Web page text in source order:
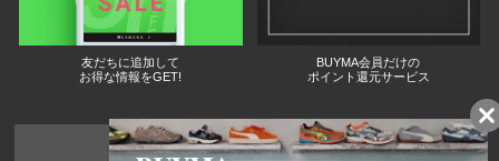
友だちに追加して
お得な情報をGET!
BUYMA会員だけの
ポイント還元サービス
ページトップへ